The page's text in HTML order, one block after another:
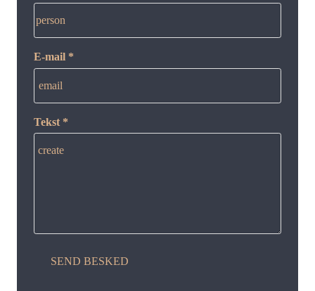
person
E-mail *
email
Tekst *
create
SEND BESKED